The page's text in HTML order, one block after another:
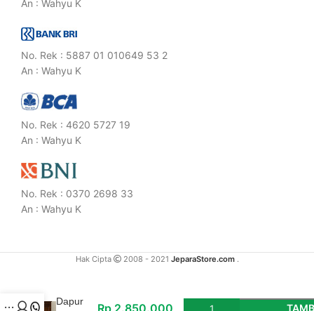
An : Wahyu K
No. Rek : 5887 01 010649 53 2
An : Wahyu K
No. Rek : 4620 5727 19
An : Wahyu K
No. Rek : 0370 2698 33
An : Wahyu K
Hak Cipta 2008 - 2021 JeparaStore.com.
Dapur
Rp 2.850.000